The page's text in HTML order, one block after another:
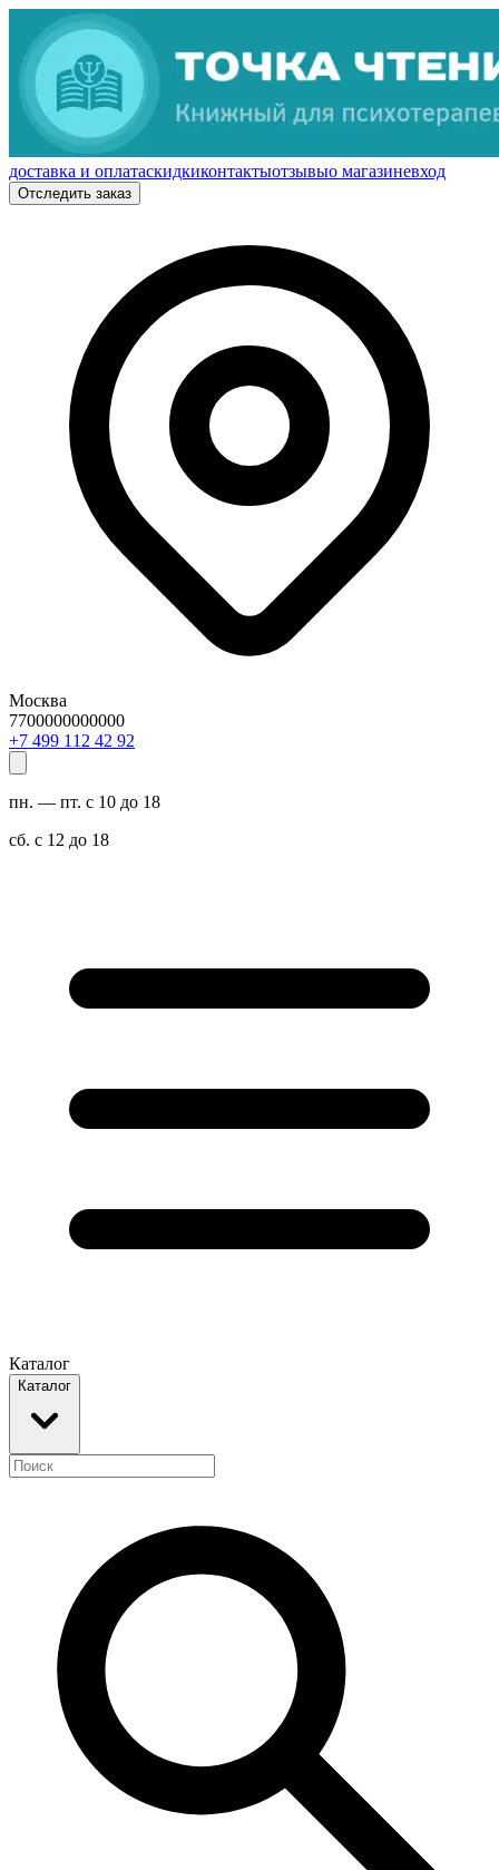
доставка и оплатаскидкиконтактыотзывыо магазиневход
Отследить заказ
Москва
7700000000000
29 24 211 994 7+
пн. — пт. с 10 до 18
сб. с 12 до 18
Каталог
Каталог